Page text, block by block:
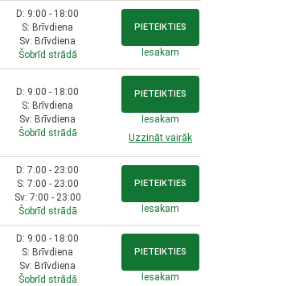
D: 9:00 - 18:00
S: Brīvdiena
Sv: Brīvdiena
Šobrīd strādā
PIETEIKTIES
Iesakam
D: 9:00 - 18:00
S: Brīvdiena
Sv: Brīvdiena
Šobrīd strādā
PIETEIKTIES
Iesakam
Uzzināt vairāk
D: 7:00 - 23:00
S: 7:00 - 23:00
Sv: 7:00 - 23:00
Šobrīd strādā
PIETEIKTIES
Iesakam
D: 9:00 - 18:00
S: Brīvdiena
Sv: Brīvdiena
Šobrīd strādā
PIETEIKTIES
Iesakam